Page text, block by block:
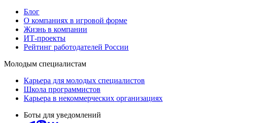
Блог
О компаниях в игровой форме
Жизнь в компании
ИТ-проекты
Рейтинг работодателей России
Молодым специалистам
Карьера для молодых специалистов
Школа программистов
Карьера в некоммерческих организациях
Боты для уведомлений